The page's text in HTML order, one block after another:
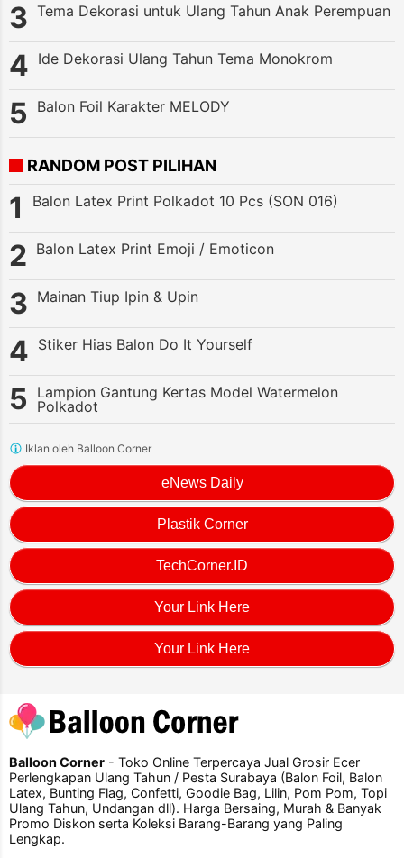
Tema Dekorasi untuk Ulang Tahun Anak Perempuan
Ide Dekorasi Ulang Tahun Tema Monokrom
Balon Foil Karakter MELODY
RANDOM POST PILIHAN
Balon Latex Print Polkadot 10 Pcs (SON 016)
Balon Latex Print Emoji / Emoticon
Mainan Tiup Ipin & Upin
Stiker Hias Balon Do It Yourself
Lampion Gantung Kertas Model Watermelon
Polkadot
eNews Daily
Plastik Corner
TechCorner.ID
Your Link Here
Your Link Here
Iklan oleh Balloon Corner
Balloon Corner - Toko Online Terpercaya Jual Grosir Ecer
Perlengkapan Ulang Tahun / Pesta Surabaya (Balon Foil, Balon
Latex, Bunting Flag, Confetti, Goodie Bag, Lilin, Pom Pom, Topi
Ulang Tahun, Undangan dll). Harga Bersaing, Murah & Banyak
Promo Diskon serta Koleksi Barang-Barang yang Paling
Lengkap.